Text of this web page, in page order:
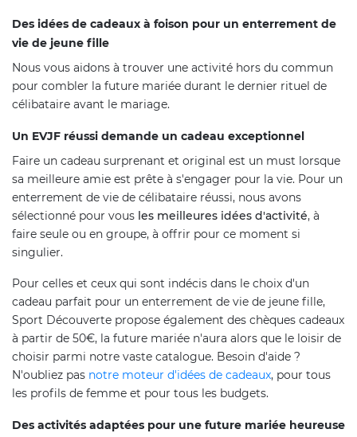
Des idées de cadeaux à foison pour un enterrement de
vie de jeune fille
Nous vous aidons à trouver une activité hors du commun
pour combler la future mariée durant le dernier rituel de
célibataire avant le mariage.
Un EVJF réussi demande un cadeau exceptionnel
Faire un cadeau surprenant et original est un must lorsque
sa meilleure amie est prête à s'engager pour la vie. Pour un
enterrement de vie de célibataire réussi, nous avons
sélectionné pour vous les meilleures idées d'activité, à
faire seule ou en groupe, à offrir pour ce moment si
singulier.
Pour celles et ceux qui sont indécis dans le choix d'un
cadeau parfait pour un enterrement de vie de jeune fille,
Sport Découverte propose également des chèques cadeaux
à partir de 50€, la future mariée n'aura alors que le loisir de
choisir parmi notre vaste catalogue. Besoin d'aide ?
N'oubliez pas notre moteur d'idées de cadeaux, pour tous
les profils de femme et pour tous les budgets.
Des activités adaptées pour une future mariée heureuse